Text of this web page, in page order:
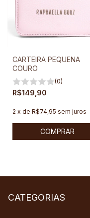
CARTEIRA PEQUENA
COURO
(0)
R$149,90
2 x de R$74,95 sem juros
COMPRAR
CATEGORIAS